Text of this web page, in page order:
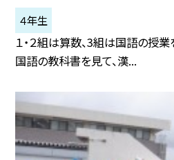
４年生
１・２組は算数、3組は国語の授業
国語の教科書を見て、漢...